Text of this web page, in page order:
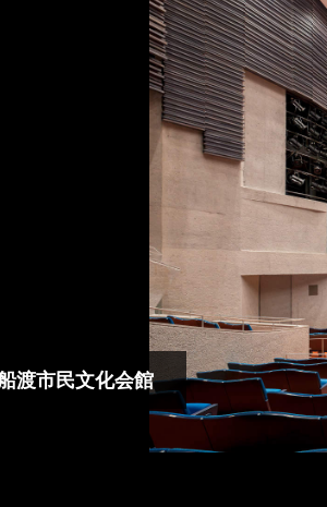
渡市民文化会館